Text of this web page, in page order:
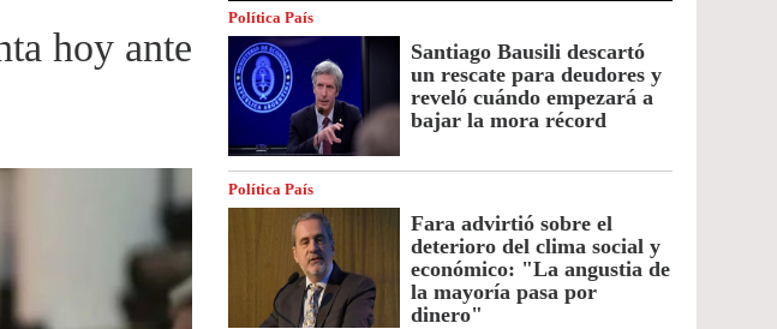
hoy ante
Política País
Santiago Bausili descartó
un rescate para deudores y
reveló cuándo empezará a
bajar la mora récord
Política País
Fara advirtió sobre el
deterioro del clima social y
económico: "La angustia de
la mayoría pasa por
dinero"